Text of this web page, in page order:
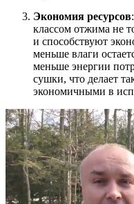
Экономия ресурсов
классом отжима не
и способствуют
меньше влаги
меньше энергии
сушки, что делает
экономичными в